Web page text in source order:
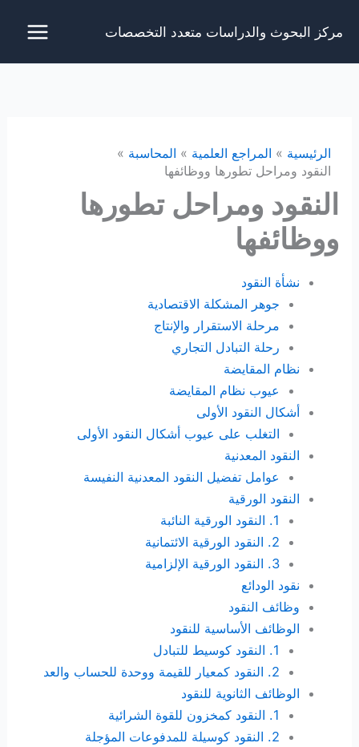
مركز البحوث والدراسات متعدد التخصصات
الرئيسية المراجع العلمية
المحاسبة
النقود ومراحل تطورها ووظائفها
النقود ومراحل تطورها
ووظائفها
نشأة النقود
جوهر المشكلة الاقتصادية
مرحلة الاستقرار والإنتاج
رحلة التبادل التجاري
نظام المقايضة
عيوب نظام المقايضة
أشكال النقود الأولى
التغلب على عيوب أشكال النقود الأولى
النقود المعدنية
عوامل تفضيل النقود المعدنية النفيسة
النقود الورقية
1. النقود الورقية النائبة
2. النقود الورقية الائتمانية
3. النقود الورقية الإلزامية
نقود الودائع
وظائف النقود
الوظائف الأساسية للنقود
1. النقود كوسيط للتبادل
2. النقود كمعيار للقيمة ووحدة للحساب والعد
الوظائف الثانوية للنقود
1. النقود كمخزون للقوة الشرائية
2. النقود كوسيلة للمدفوعات المؤجلة